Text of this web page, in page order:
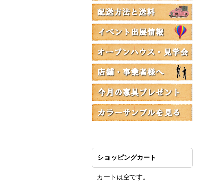
ショッピングカート
カートは空です。